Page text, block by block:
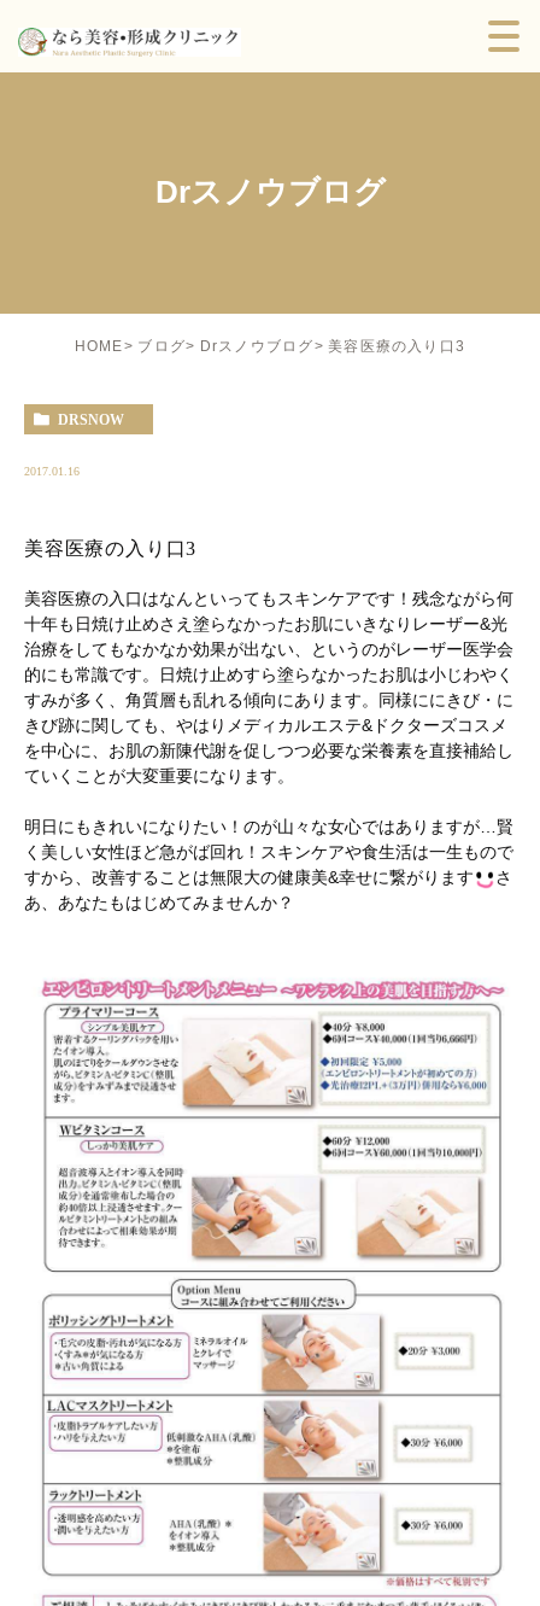
Drスノウブログ
HOME ブログ Drスノウブログ 美容医療の入り口3
DRSNOW
2017.01.16
美容医療の入り口3
美容医療の入口はなんといってもスキンケアです！残念ながら何
十年も日焼け止めさえ塗らなかったお肌にいきなりレーザー&光
治療をしてもなかなか効果が出ない、というのがレーザー医学会
的にも常識です。日焼け止めすら塗らなかったお肌は小じわやく
すみが多く、角質層も乱れる傾向にあります。同様ににきび・に
きび跡に関しても、やはりメディカルエステ&ドクターズコスメ
を中心に、お肌の新陳代謝を促しつつ必要な栄養素を直接補給し
ていくことが大変重要になります。
明日にもきれいになりたい！のが山々な女心ではありますが…賢
く美しい女性ほど急がば回れ！スキンケアや食生活は一生もので
すから、改善することは無限大の健康美&幸せに繋がります
さ
あ、あなたもはじめてみませんか？